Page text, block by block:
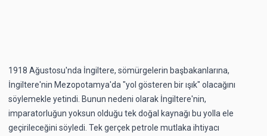
1918 Ağustosu'nda İngiltere, sömürgelerin başbakanlarına,
İngiltere'nin Mezopotamya'da "yol gösteren bir ışık" olacağını
söylemekle yetindi. Bunun nedeni olarak İngiltere'nin,
imparatorluğun yoksun olduğu tek doğal kaynağı bu yolla ele
geçirileceğini söyledi. Tek gerçek petrole mutlaka ihtiyacı